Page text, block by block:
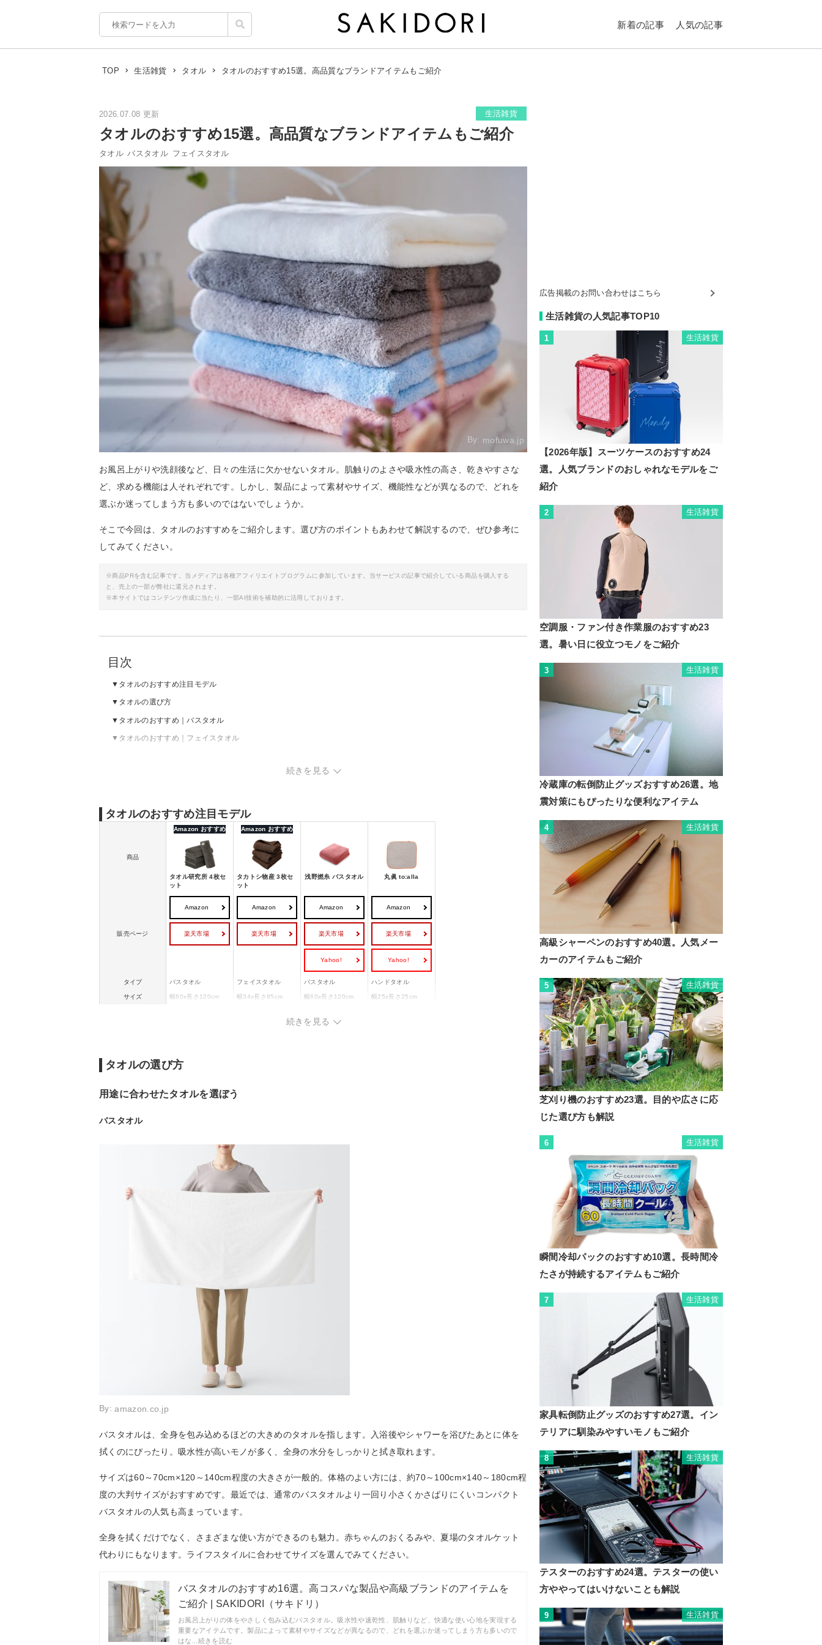
新着の記事 人気の記事
TOP 生活雑貨 タオル タオルのおすすめ15選。高品質なブランドアイテムもご紹介
2026.07.08 更新 生活雑貨
タオルのおすすめ15選。高品質なブランドアイテムもご紹介
タオル バスタオル フェイスタオル
By: mofuwa.jp
お風呂上がりや洗顔後など、日々の生活に欠かせないタオル。肌触りのよさや吸水性の高さ、乾きやすさな
ど、求める機能は人それぞれです。しかし、製品によって素材やサイズ、機能性などが異なるので、どれを
選ぶか迷ってしまう方も多いのではないでしょうか。
そこで今回は、タオルのおすすめをご紹介します。選び方のポイントもあわせて解説するので、ぜひ参考に
してみてください。
※商品PRを含む記事です。当メディアは各種アフィリエイトプログラムに参加しています。当サービスの記事で紹介している商品を購入する
と、売上の一部が弊社に還元されます。
※本サイトではコンテンツ作成に当たり、一部AI技術を補助的に活用しております。
目次
タオルのおすすめ注目モデル
タオルの選び方
タオルのおすすめ｜バスタオル
タオルのおすすめ｜フェイスタオル
続きを見る
タオルのおすすめ注目モデル
商品
Amazon おすすめ
タオル研究所 4枚セ
ット
Amazon おすすめ
タカトシ物産 3枚セ
ット
浅野撚糸 バスタオル 丸眞 to:alla
販売ページ
Amazon
楽天市場
Amazon
楽天市場
Amazon
楽天市場
Yahoo!
Amazon
楽天市場
Yahoo!
タイプ バスタオル フェイスタオル バスタオル ハンドタオル
サイズ 幅60x長さ120cm 幅34x長さ85cm 幅60x長さ120cm 幅25x長さ25cm
続きを見る
タオルの選び方
用途に合わせたタオルを選ぼう
バスタオル
By:amazon.co.jp
バスタオルは、全身を包み込めるほどの大きめのタオルを指します。入浴後やシャワーを浴びたあとに体を
拭くのにぴったり。吸水性が高いモノが多く、全身の水分をしっかりと拭き取れます。
サイズは60～70cm×120～140cm程度の大きさが一般的。体格のよい方には、約70～100cm×140～180cm程
度の大判サイズがおすすめです。最近では、通常のバスタオルより一回り小さくかさばりにくいコンパクト
バスタオルの人気も高まっています。
全身を拭くだけでなく、さまざまな使い方ができるのも魅力。赤ちゃんのおくるみや、夏場のタオルケット
代わりにもなります。ライフスタイルに合わせてサイズを選んでみてください。
バスタオルのおすすめ16選。高コスパな製品や高級ブランドのアイテムを
ご紹介 | SAKIDORI（サキドリ）
お風呂上がりの体をやさしく包み込むバスタオル。吸水性や速乾性、肌触りなど、快適な使い心地を実現する
重要なアイテムです。製品によって素材やサイズなどが異なるので、どれを選ぶか迷ってしまう方も多いので
はな...続きを読む
広告掲載のお問い合わせはこちら
生活雑貨の人気記事TOP10
1 生活雑貨
【2026年版】スーツケースのおすすめ24
選。人気ブランドのおしゃれなモデルをご
紹介
2 生活雑貨
空調服・ファン付き作業服のおすすめ23
選。暑い日に役立つモノをご紹介
3 生活雑貨
冷蔵庫の転倒防止グッズおすすめ26選。地
震対策にもぴったりな便利なアイテム
4 生活雑貨
高級シャーペンのおすすめ40選。人気メー
カーのアイテムもご紹介
5 生活雑貨
芝刈り機のおすすめ23選。目的や広さに応
じた選び方も解説
6 生活雑貨
瞬間冷却パックのおすすめ10選。長時間冷
たさが持続するアイテムもご紹介
7 生活雑貨
家具転倒防止グッズのおすすめ27選。イン
テリアに馴染みやすいモノもご紹介
8 生活雑貨
テスターのおすすめ24選。テスターの使い
方ややってはいけないことも解説
9 生活雑貨